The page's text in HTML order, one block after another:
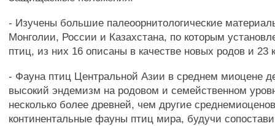
- Изучены большие палеоорнитологические
Монголии, России и Казахстана, по которым
птиц, из них 16 описаны в качестве новых родов и 23
- Фауна птиц Центральной Азии в среднем миоцене
высокий эндемизм на родовом и семейственном
несколько более древней, чем другие
континентальные фауны птиц мира, будучи